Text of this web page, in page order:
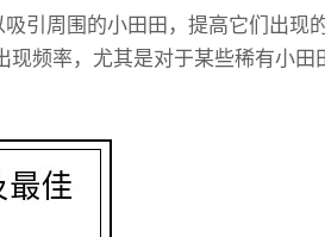
引周围的小田田，提高它们出现
频率，尤其是对于某些稀有小田